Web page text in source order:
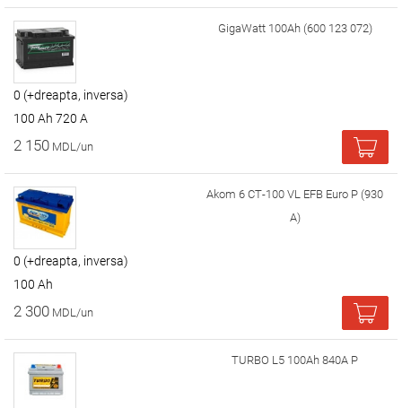
GigaWatt 100Ah (600 123 072)
0 (+dreapta, inversa)
100 Ah 720 A
2 150 MDL/un
Akom 6 СТ-100 VL EFB Euro P (930
A)
0 (+dreapta, inversa)
100 Ah
2 300 MDL/un
TURBO L5 100Ah 840A P